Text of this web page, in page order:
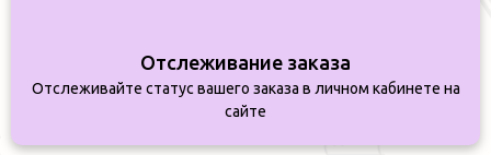
Отслеживание заказа
Отслеживайте статус вашего заказа в личном кабинете на
сайте